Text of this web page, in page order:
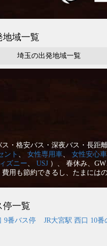
地域一覧
埼玉の出発地域一覧
・格安バス・深夜バス・長距
ント 、 女性専用車、 女性安心車
ズニー、 USJ ）、 春休み、
費用も節約できるし、たまには
停一覧
9番バス停 JR大宮駅 西口 10番